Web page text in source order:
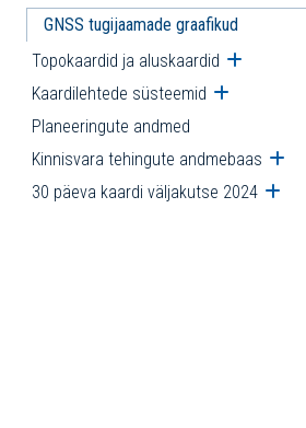
GNSS tugijaamade graafikud
Topokaardid ja aluskaardid Ava
Kaardilehtede süsteemid Ava
Planeeringute andmed
Kinnisvara tehingute andmebaas
30 päeva kaardi väljakutse 2024 Ava